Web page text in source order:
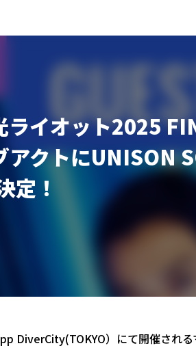
ライオット2025
アクトにUNISON
定！
DiverCity(TOKYO）にて開催される